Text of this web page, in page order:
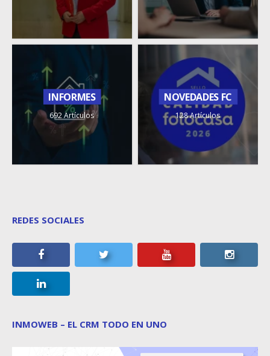
INFORMES
692 Artículos
NOVEDADES FC
128 Artículos
REDES SOCIALES
INMOWEB – EL CRM TODO EN UNO